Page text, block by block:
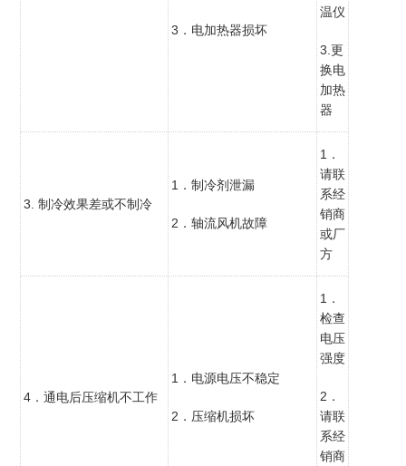
3．电加热器损坏
温仪
3.更
换电
加热
器
3. 制冷效果差或不制冷
1．制冷剂泄漏
2．轴流风机故障
1．
请联
系经
销商
或厂
方
4．通电后压缩机不工作
1．电源电压不稳定
2．压缩机损坏
1．
检查
电压
强度
2．
请联
系经
销商